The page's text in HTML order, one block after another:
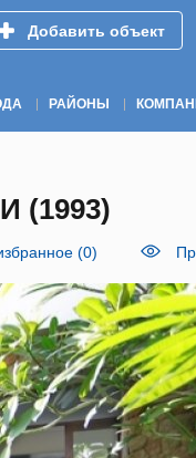
Добавить объект
РАЙОНЫ
(1993)
(0)